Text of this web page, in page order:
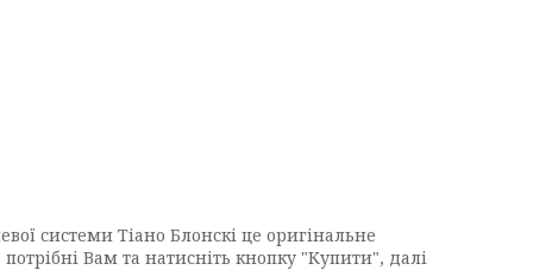
системи Тіано Блонскі це оригінальне
Вам та натисніть кнопку "Купити", далі